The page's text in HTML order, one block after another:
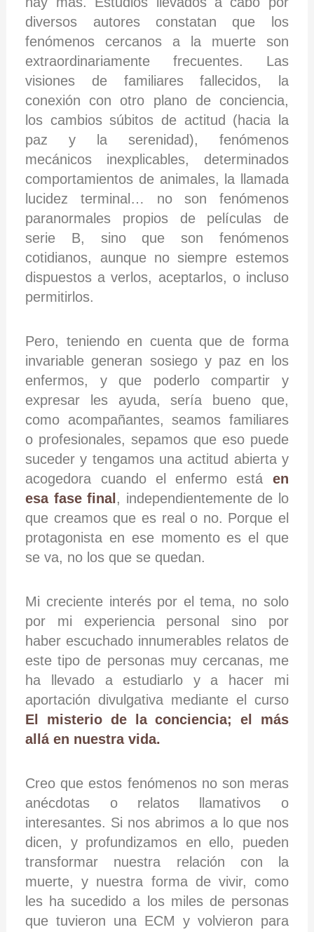
diversos autores constatan que los
fenómenos cercanos a la muerte son
extraordinariamente frecuentes. Las
visiones de familiares fallecidos, la
conexión con otro plano de conciencia,
los cambios súbitos de actitud (hacia la
paz y la serenidad), fenómenos
mecánicos inexplicables, determinados
comportamientos de animales, la llamada
lucidez terminal… no son fenómenos
paranormales propios de películas de
serie B, sino que son fenómenos
cotidianos, aunque no siempre estemos
dispuestos a verlos, aceptarlos, o incluso
permitirlos.
Pero, teniendo en cuenta que de forma
invariable generan sosiego y paz en los
enfermos, y que poderlo compartir y
expresar les ayuda, sería bueno que,
como acompañantes, seamos familiares
o profesionales, sepamos que eso puede
suceder y tengamos una actitud abierta y
acogedora cuando el enfermo está en
esa fase final , independientemente de lo
que creamos que es real o no. Porque el
protagonista en ese momento es el que
se va, no los que se quedan.
Mi creciente interés por el tema, no solo
por mi experiencia personal sino por
haber escuchado innumerables relatos de
este tipo de personas muy cercanas, me
ha llevado a estudiarlo y a hacer mi
aportación divulgativa mediante el curso
El misterio de la conciencia; el más
allá en nuestra vida.
Creo que estos fenómenos no son meras
anécdotas o relatos llamativos o
interesantes. Si nos abrimos a lo que nos
dicen, y profundizamos en ello, pueden
transformar nuestra relación con la
muerte, y nuestra forma de vivir, como
les ha sucedido a los miles de personas
que tuvieron una ECM y volvieron para